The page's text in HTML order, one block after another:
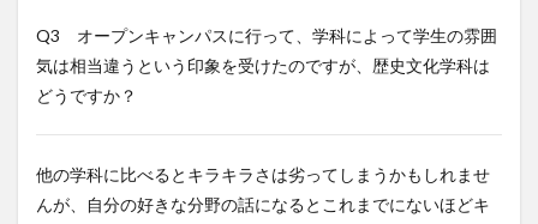
Q3 オープンキャンパスに行って、学科によって学生の雰囲
気は相当違うという印象を受けたのですが、歴史文化学科は
どうですか？
他の学科に比べるとキラキラさは劣ってしまうかもしれませ
んが、自分の好きな分野の話になるとこれまでにないほどキ